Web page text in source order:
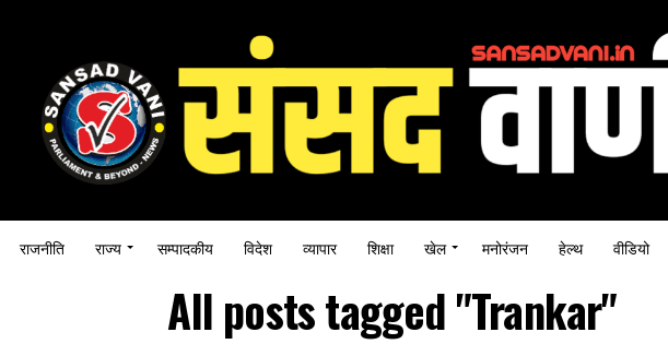
राजनीति राज्य सम्पादकीय विदेश व्यापार शिक्षा खेल मनोरंजन हेल्थ वीडियो
All posts tagged "Trankar"